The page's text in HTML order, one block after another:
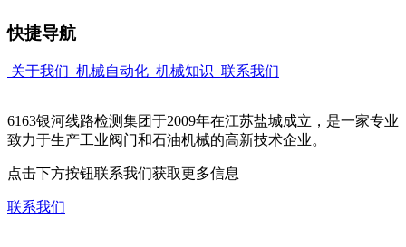
快捷导航
关于我们 机械自动化 机械知识 联系我们
6163银河线路检测集团于2009年在江苏盐城成立，是一家专业
致力于生产工业阀门和石油机械的高新技术企业。
点击下方按钮联系我们获取更多信息
联系我们